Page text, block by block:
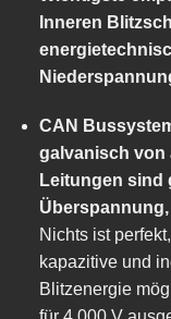
Inneren
CAN
galvanisch von
Leitungen sind
Nichts ist
kapazitive und
Blitzenergie